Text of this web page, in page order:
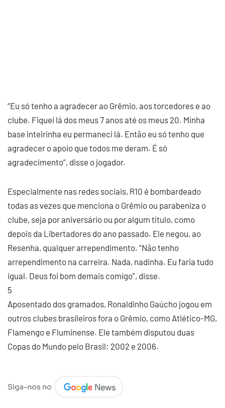
“Eu só tenho a agradecer ao Grêmio, aos torcedores e ao
clube. Fiquei lá dos meus 7 anos até os meus 20. Minha
base inteirinha eu permaneci lá. Então eu só tenho que
agradecer o apoio que todos me deram. É só
agradecimento”, disse o jogador.
Especialmente nas redes sociais, R10 é bombardeado
todas as vezes que menciona o Grêmio ou parabeniza o
clube, seja por aniversário ou por algum título, como
depois da Libertadores do ano passado. Ele negou, ao
Resenha, qualquer arrependimento. “Não tenho
arrependimento na carreira. Nada, nadinha. Eu faria tudo
igual. Deus foi bom demais comigo”, disse.
5
Aposentado dos gramados, Ronaldinho Gaúcho jogou em
outros clubes brasileiros fora o Grêmio, como Atlético-MG,
Flamengo e Fluminense. Ele também disputou duas
Copas do Mundo pelo Brasil: 2002 e 2006.